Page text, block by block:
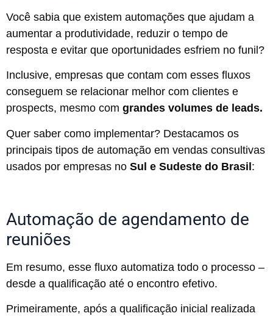
Você sabia que existem automações que ajudam a
aumentar a produtividade, reduzir o tempo de
resposta e evitar que oportunidades esfriem no funil?
Inclusive, empresas que contam com esses fluxos
conseguem se relacionar melhor com clientes e
prospects, mesmo com grandes volumes de leads.
Quer saber como implementar? Destacamos os
principais tipos de automação em vendas consultivas
usados por empresas no Sul e Sudeste do Brasil:
Automação de agendamento de
reuniões
Em resumo, esse fluxo automatiza todo o processo –
desde a qualificação até o encontro efetivo.
Primeiramente, após a qualificação inicial realizada